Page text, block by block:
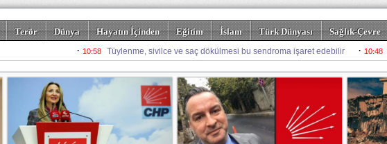
Terör Dünya Hayatın İçinden Eğitim İslam Türk Dünyası Sağlık-Çevre
Misafir Kalem Foto Galeriler